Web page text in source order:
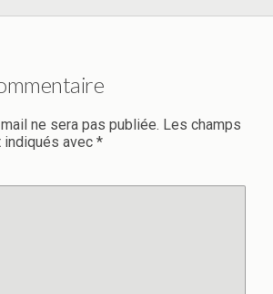
ne sera pas publiée. Les champs
avec *